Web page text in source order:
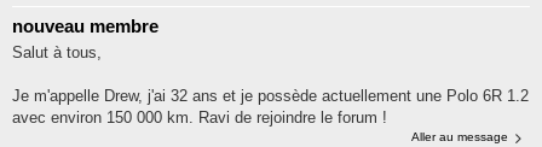
nouveau membre
Salut à tous,
Je m'appelle Drew, j'ai 32 ans et je possède actuellement une Polo 6R 1.2
avec environ 150 000 km. Ravi de rejoindre le forum !
Aller au message